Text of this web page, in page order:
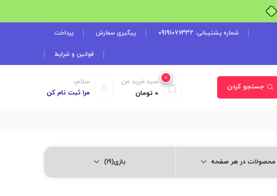
شماره پشتیبانی: 09191076332 پیگیری سفارش پرداخت
قوانین و شرایط
جستجو کردن
سلام،
مرا ثبت نام کن
0
سبد خرید من
0 تومان
بازی(19)